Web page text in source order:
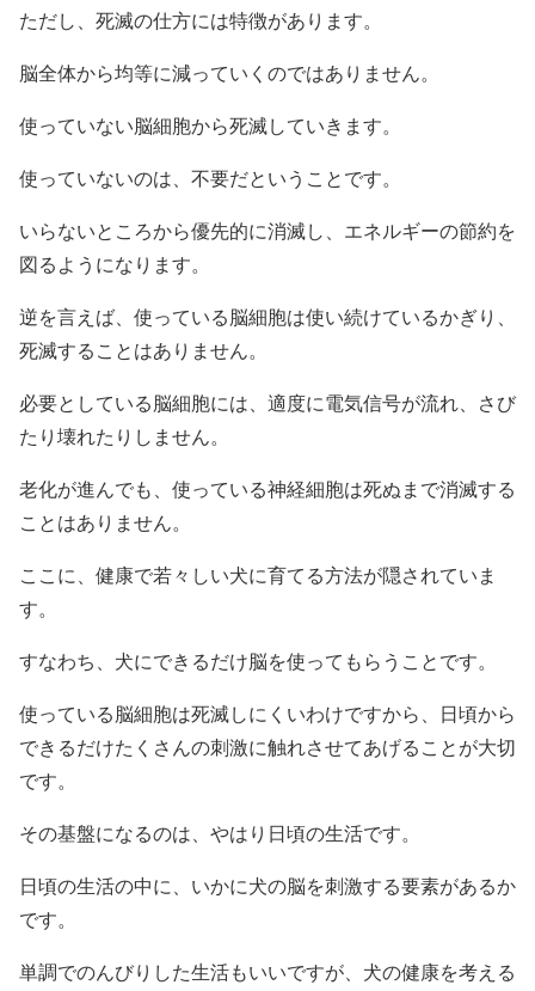
ただし、死滅の仕方には特徴があります。
脳全体から均等に減っていくのではありません。
使っていない脳細胞から死滅していきます。
使っていないのは、不要だということです。
いらないところから優先的に消滅し、エネルギーの節約を
図るようになります。
逆を言えば、使っている脳細胞は使い続けているかぎり、
死滅することはありません。
必要としている脳細胞には、適度に電気信号が流れ、さび
たり壊れたりしません。
老化が進んでも、使っている神経細胞は死ぬまで消滅する
ことはありません。
ここに、健康で若々しい犬に育てる方法が隠されていま
す。
すなわち、犬にできるだけ脳を使ってもらうことです。
使っている脳細胞は死滅しにくいわけですから、日頃から
できるだけたくさんの刺激に触れさせてあげることが大切
です。
その基盤になるのは、やはり日頃の生活です。
日頃の生活の中に、いかに犬の脳を刺激する要素があるか
です。
単調でのんびりした生活もいいですが、犬の健康を考える